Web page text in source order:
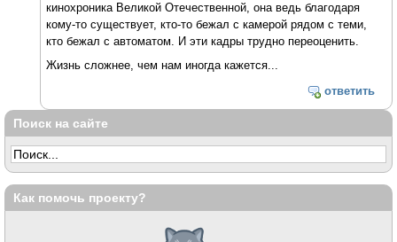
кинохроника Великой Отечественной, она ведь благодаря
кому-то существует, кто-то бежал с камерой рядом с теми,
кто бежал с автоматом. И эти кадры трудно переоценить.
Жизнь сложнее, чем нам иногда кажется...
ответить
Поиск на сайте
Как помочь проекту?